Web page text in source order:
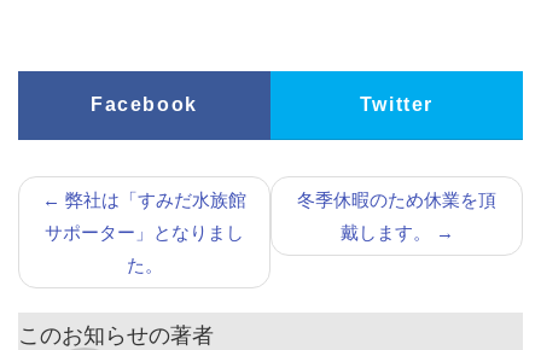
Facebook Twitter
← 弊社は「すみだ水族館
サポーター」となりまし
た。
冬季休暇のため休業を頂
戴します。
→
このお知らせの著者